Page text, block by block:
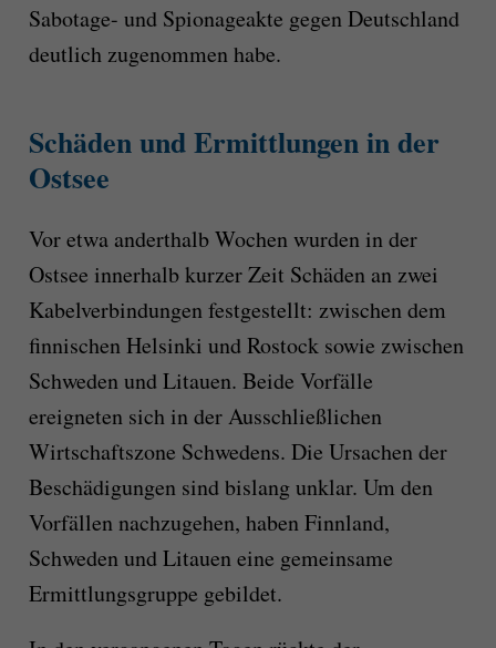
Sabotage- und Spionageakte gegen Deutschland
deutlich zugenommen habe.
Schäden und Ermittlungen in der
Ostsee
Vor etwa anderthalb Wochen wurden in der
Ostsee innerhalb kurzer Zeit Schäden an zwei
Kabelverbindungen festgestellt: zwischen dem
finnischen Helsinki und Rostock sowie zwischen
Schweden und Litauen. Beide Vorfälle
ereigneten sich in der Ausschließlichen
Wirtschaftszone Schwedens. Die Ursachen der
Beschädigungen sind bislang unklar. Um den
Vorfällen nachzugehen, haben Finnland,
Schweden und Litauen eine gemeinsame
Ermittlungsgruppe gebildet.